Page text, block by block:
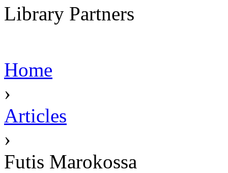
Library Partners
Home
›
Articles
›
Futis Marokossa